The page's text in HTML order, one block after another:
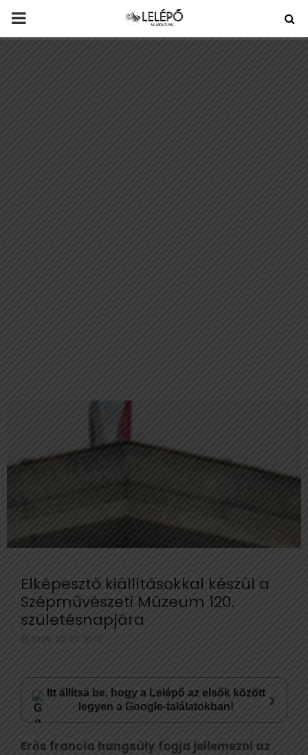
PRIMARY
Elképesztő kiállításokkal készül a
Szépművészeti Múzeum 120.
születésnapjára
2026. 02. 07. 10:13
Itt állítsa be, hogy a Lelépő az elsők között
legyen a Google-találatokban!
›
Erős francia hangsúly fogja jellemezni az